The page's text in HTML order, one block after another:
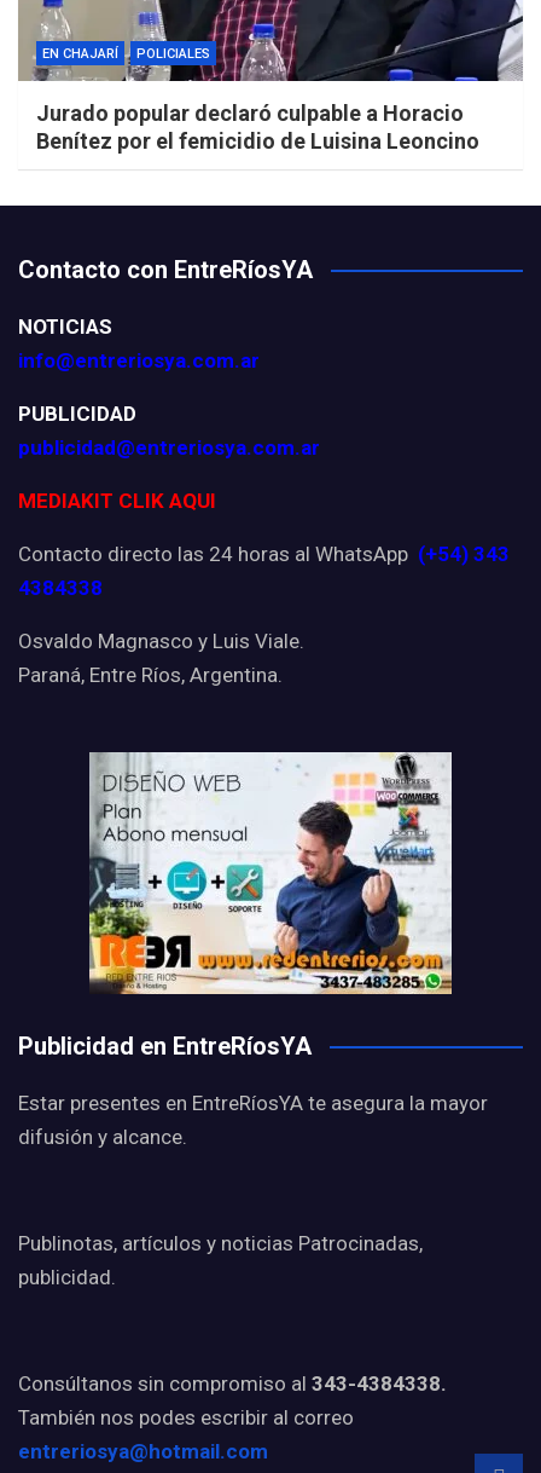
EN CHAJARÍ POLICIALES
Jurado popular declaró culpable a Horacio
Benítez por el femicidio de Luisina Leoncino
Contacto con EntreRíosYA
NOTICIAS
info@entreriosya.com.ar
PUBLICIDAD
publicidad@entreriosya.com.ar
MEDIAKIT CLIK AQUI
Contacto directo las 24 horas al WhatsApp (+54) 343
4384338
Osvaldo Magnasco y Luis Viale.
Paraná, Entre Ríos, Argentina.
Publicidad en EntreRíosYA
Estar presentes en EntreRíosYA te asegura la mayor
difusión y alcance.
Publinotas, artículos y noticias Patrocinadas,
publicidad.
Consúltanos sin compromiso al 343-4384338.
También nos podes escribir al correo
entreriosya@hotmail.com